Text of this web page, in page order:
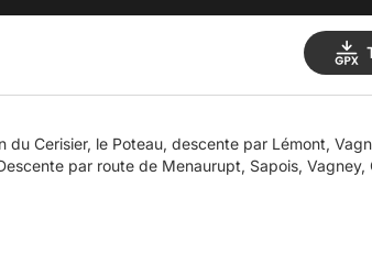
Cerisier, le Poteau, descente par Lémont,
par route de Menaurupt, Sapois,